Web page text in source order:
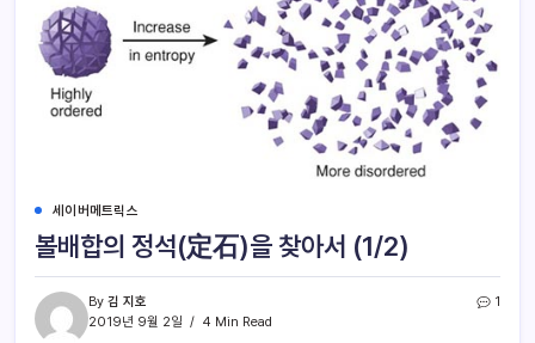
세이버메트릭스
볼배합의 정석(定石)을 찾아서 (1/2)
By 김 지호
2019년 9월 2일
4 Min Read
1